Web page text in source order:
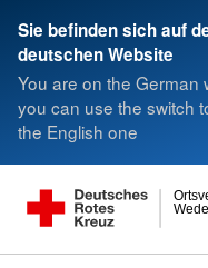
Sie befinden sich auf
deutschen Website
You are on the German
you can use the switch
the English one